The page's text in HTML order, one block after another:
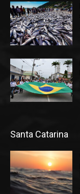
Santa Catarina